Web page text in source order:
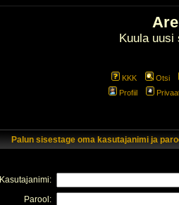
Kuula uusi
KKK Otsi
Profiil
Palun sisestage oma kasutajanimi ja
Kasutajanimi:
Parool: